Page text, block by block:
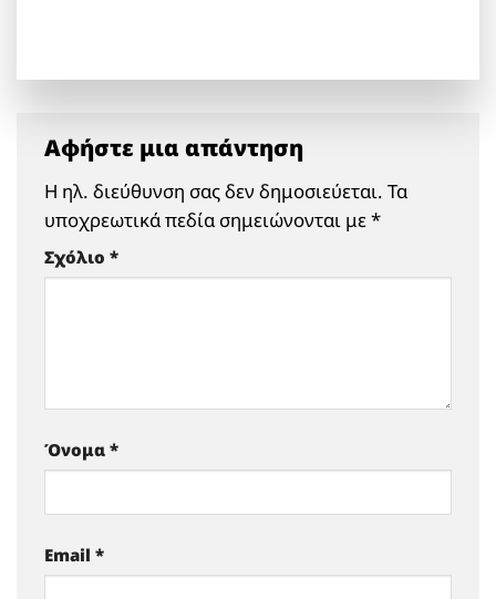
Αφήστε μια απάντηση
Η ηλ. διεύθυνση σας δεν δημοσιεύεται. Τα
υποχρεωτικά πεδία σημειώνονται με*
Σχόλιο *
Όνομα *
Email *